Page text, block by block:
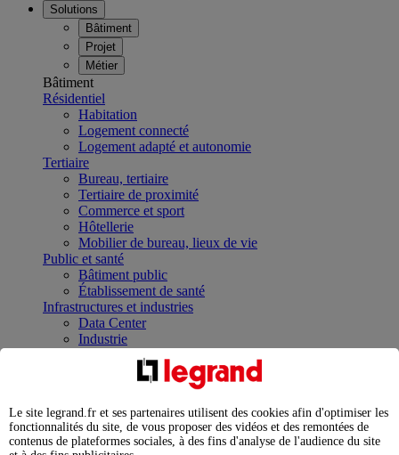
Solutions
Bâtiment
Projet
Métier
Bâtiment
Résidentiel
Habitation
Logement connecté
Logement adapté et autonomie
Tertiaire
Bureau, tertiaire
Tertiaire de proximité
Commerce et sport
Hôtellerie
Mobilier de bureau, lieux de vie
Public et santé
Bâtiment public
Établissement de santé
Infrastructures et industries
Data Center
Industrie
Infrastructures
Contrôler et planifier le fonctionnement des appareils
Répartir et optimiser son tableau électrique
Legrand Data Center Solutions : concentrer les
expertises au service de vos performances
Le site legrand.fr et ses partenaires utilisent des cookies afin d'optimiser les
fonctionnalités du site, de vous proposer des vidéos et des remontées de
contenus de plateformes sociales, à des fins d'analyse de l'audience du site